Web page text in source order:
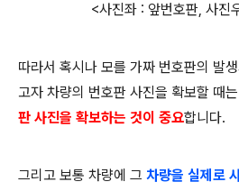
<사진좌 : 앞번호판, 사진
따라서 혹시나 모를 가짜 번호판의 발
고자 차량의 번호판 사진을 확보할 때
판 사진을 확보하는 것이 중요합니다.
그리고 보통 차량에 그 차량을 실제로